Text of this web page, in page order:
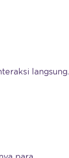
langsung.